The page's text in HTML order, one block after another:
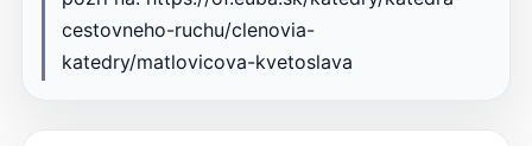
cestovneho-ruchu/clenovia-
katedry/matlovicova-kvetoslava